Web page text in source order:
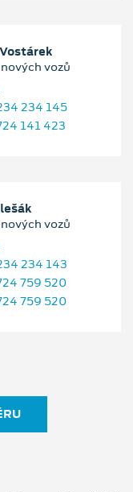
vozů
234 145
141 423
vozů
234 143
759 520
759 520